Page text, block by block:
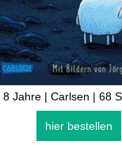
8 Jahre | Carlsen | 68
hier bestellen